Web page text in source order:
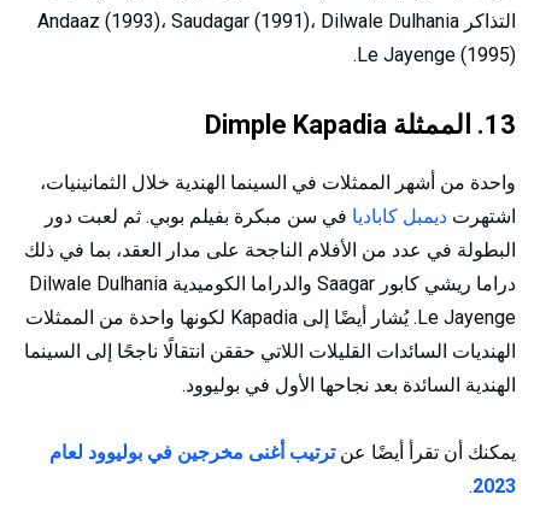
التذاكر Andaaz (1993)، Saudagar (1991)، Dilwale Dulhania
Le Jayenge (1995).
13. الممثلة Dimple Kapadia
واحدة من أشهر الممثلات في السينما الهندية خلال الثمانينيات،
اشتهرت ديمبل كاباديا في سن مبكرة بفيلم بوبي. ثم لعبت دور
البطولة في عدد من الأفلام الناجحة على مدار العقد، بما في ذلك
دراما ريشي كابور Saagar والدراما الكوميدية Dilwale Dulhania
Le Jayenge. يُشار أيضًا إلى Kapadia لكونها واحدة من الممثلات
الهنديات السائدات القليلات اللاتي حققن انتقالًا ناجحًا إلى السينما
الهندية السائدة بعد نجاحها الأول في بوليوود.
يمكنك أن تقرأ أيضًا عنترتيب أغنى مخرجين في بوليوود لعام
2023
.